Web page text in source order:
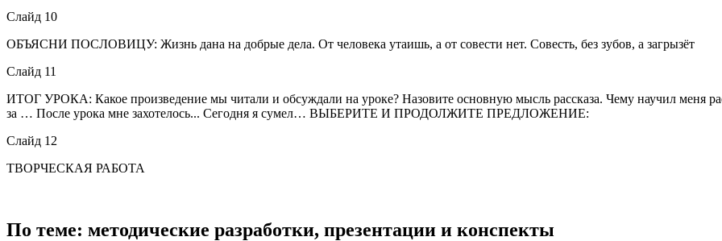
Слайд 10
ОБЪЯСНИ ПОСЛОВИЦУ: Жизнь дана на добрые дела. От человека утаишь, а от совести нет. Совесть, без зубов, а загрызёт
Слайд 11
ИТОГ УРОКА: Какое произведение мы читали и обсуждали на уроке? Назовите основную мысль рассказа. Чему научил меня
за … После урока мне захотелось... Сегодня я сумел… ВЫБЕРИТЕ И ПРОДОЛЖИТЕ ПРЕДЛОЖЕНИЕ:
Слайд 12
ТВОРЧЕСКАЯ РАБОТА
По теме: методические разработки, презентации и конспекты